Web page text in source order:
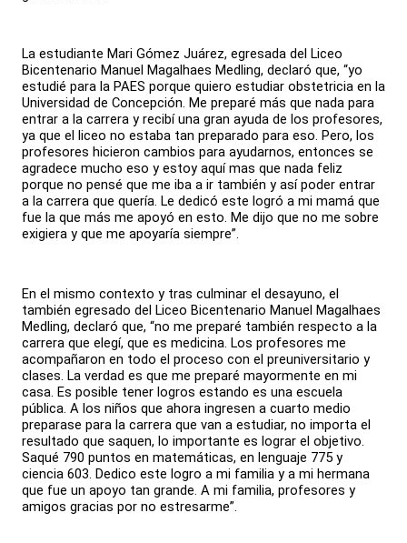
La estudiante Mari Gómez Juárez, egresada del Liceo
Bicentenario Manuel Magalhaes Medling, declaró que, “yo
estudié para la PAES porque quiero estudiar obstetricia en la
Universidad de Concepción. Me preparé más que nada para
entrar a la carrera y recibí una gran ayuda de los profesores,
ya que el liceo no estaba tan preparado para eso. Pero, los
profesores hicieron cambios para ayudarnos, entonces se
agradece mucho eso y estoy aquí mas que nada feliz
porque no pensé que me iba a ir también y así poder entrar
a la carrera que quería. Le dedicó este logró a mi mamá que
fue la que más me apoyó en esto. Me dijo que no me sobre
exigiera y que me apoyaría siempre”.
En el mismo contexto y tras culminar el desayuno, el
también egresado del Liceo Bicentenario Manuel Magalhaes
Medling, declaró que, “no me preparé también respecto a la
carrera que elegí, que es medicina. Los profesores me
acompañaron en todo el proceso con el preuniversitario y
clases. La verdad es que me preparé mayormente en mi
casa. Es posible tener logros estando es una escuela
pública. A los niños que ahora ingresen a cuarto medio
preparase para la carrera que van a estudiar, no importa el
resultado que saquen, lo importante es lograr el objetivo.
Saqué 790 puntos en matemáticas, en lenguaje 775 y
ciencia 603. Dedico este logro a mi familia y a mi hermana
que fue un apoyo tan grande. A mi familia, profesores y
amigos gracias por no estresarme”.